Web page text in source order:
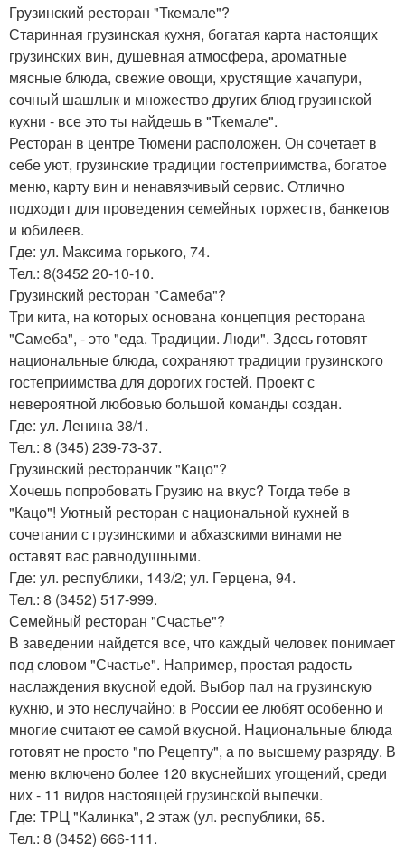
Грузинский ресторан "Ткемале"?
Старинная грузинская кухня, богатая карта настоящих
грузинских вин, душевная атмосфера, ароматные
мясные блюда, свежие овощи, хрустящие хачапури,
сочный шашлык и множество других блюд грузинской
кухни - все это ты найдешь в "Ткемале".
Ресторан в центре Тюмени расположен. Он сочетает в
себе уют, грузинские традиции гостеприимства, богатое
меню, карту вин и ненавязчивый сервис. Отлично
подходит для проведения семейных торжеств, банкетов
и юбилеев.
Где: ул. Максима горького, 74.
Тел.: 8(3452 20-10-10.
Грузинский ресторан "Самеба"?
Три кита, на которых основана концепция ресторана
"Самеба", - это "еда. Традиции. Люди". Здесь готовят
национальные блюда, сохраняют традиции грузинского
гостеприимства для дорогих гостей. Проект с
невероятной любовью большой команды создан.
Где: ул. Ленина 38/1.
Тел.: 8 (345) 239-73-37.
Грузинский ресторанчик "Кацо"?
Хочешь попробовать Грузию на вкус? Тогда тебе в
"Кацо"! Уютный ресторан с национальной кухней в
сочетании с грузинскими и абхазскими винами не
оставят вас равнодушными.
Где: ул. республики, 143/2; ул. Герцена, 94.
Тел.: 8 (3452) 517-999.
Семейный ресторан "Счастье"?
В заведении найдется все, что каждый человек понимает
под словом "Счастье". Например, простая радость
наслаждения вкусной едой. Выбор пал на грузинскую
кухню, и это неслучайно: в России ее любят особенно и
многие считают ее самой вкусной. Национальные блюда
готовят не просто "по Рецепту", а по высшему разряду. В
меню включено более 120 вкуснейших угощений, среди
них - 11 видов настоящей грузинской выпечки.
Где: ТРЦ "Калинка", 2 этаж (ул. республики, 65.
Тел.: 8 (3452) 666-111.